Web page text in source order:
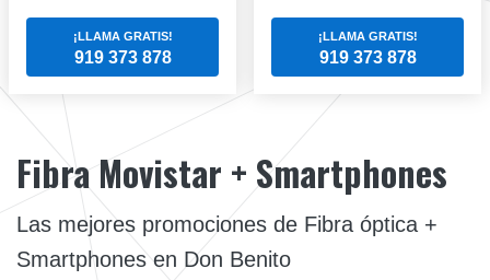
¡LLAMA GRATIS!
919 373 878
¡LLAMA GRATIS!
919 373 878
Fibra Movistar + Smartphones
Las mejores promociones de Fibra óptica +
Smartphones en Don Benito